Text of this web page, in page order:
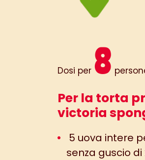
Dosi per 8
Per la torta
victoria
5 uova intere
senza guscio di